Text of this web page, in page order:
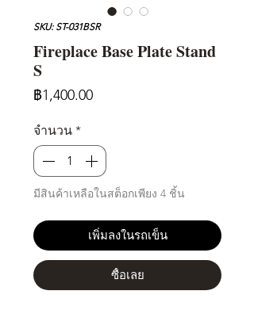
SKU: ST-031BSR
Fireplace Base Plate Stand
S
฿1,400.00ราคา
จำนวน *
มีสินค้าเหลือในสต็อกเพียง 4 ชิ้น
เพิ่มลงในรถเข็น
ซื้อเลย